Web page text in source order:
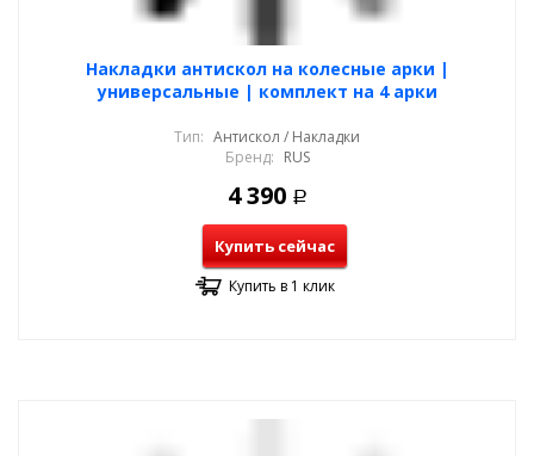
Накладки антискол на колесные арки |
универсальные | комплект на 4 арки
Тип: Антискол / Накладки
Бренд: RUS
4 390 Р
Купить сейчас
Купить в 1 клик